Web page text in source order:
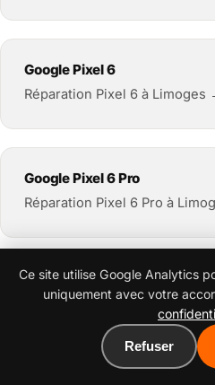
Google Pixel 6
Réparation Pixel 6 à Limoges
Google Pixel 6 Pro
Réparation Pixel 6 Pro à
Google Pixel 6a
Réparation Pixel 6a à
Ce site utilise Google Analytics
uniquement avec votre
Refuser